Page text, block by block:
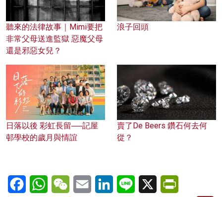
聽來的法律故事｜Mimi要把
非常父母送進監獄 惡魔父母
還是邪惡女兒？
浪子回頭
日落以後 彩虹長留──記屋
邨學校的歲月與情誼
賣了De Beers 鑽石何去何
從？
FacebookWhatsAppWeChatEmail LinkedInLine X